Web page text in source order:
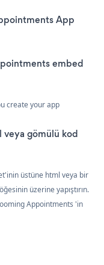
App
embed
create your app
gömülü kod
üstüne html veya bir
üzerine yapıştırın.
Appointments 'in